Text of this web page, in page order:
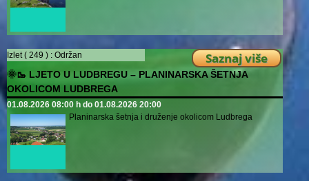
Izlet ( 249 ) : Održan Saznaj više
🌞🥾 LJETO U LUDBREGU – PLANINARSKA ŠETNJA
OKOLICOM LUDBREGA
01.08.2026 08:00 h do 01.08.2026 20:00
Planinarska šetnja i druženje okolicom Ludbrega